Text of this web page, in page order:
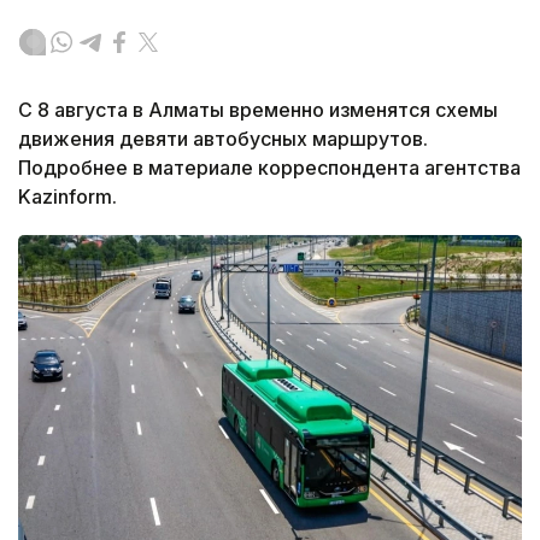
С 8 августа в Алматы временно изменятся схемы
движения девяти автобусных маршрутов.
Подробнее в материале корреспондента агентства
Kazinform.